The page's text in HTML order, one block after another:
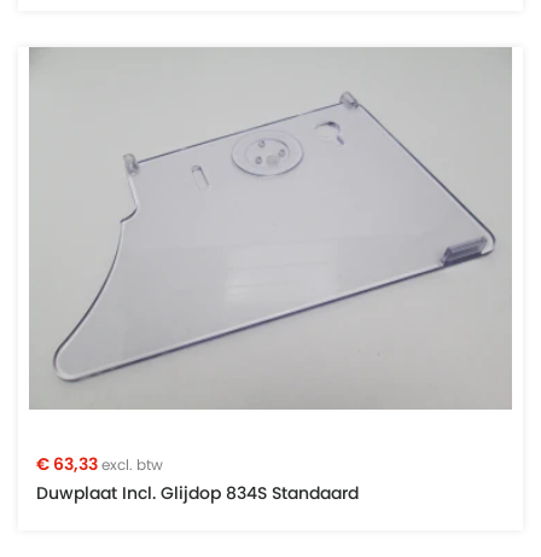
€ 63,33 excl. btw
Duwplaat Incl. Glijdop 834S Standaard